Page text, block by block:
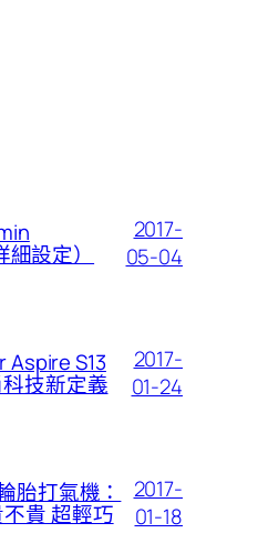
設定）
2017-
05-04
Aspire S13
技新定義
2017-
01-24
胎打氣機：
貴 超輕巧
2017-
01-18